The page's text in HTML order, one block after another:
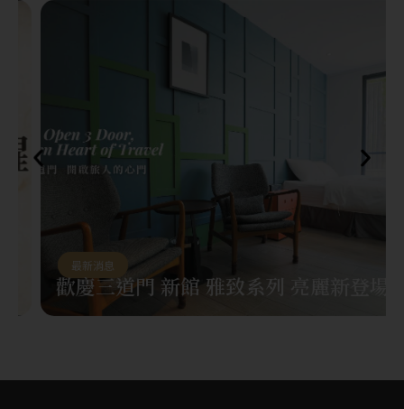
最新消息
歡慶三道門 新館 雅致系列 亮麗新登場